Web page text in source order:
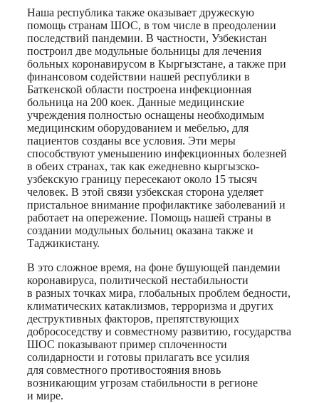
Наша республика также оказывает дружескую
помощь странам ШОС, в том числе в преодолении
последствий пандемии. В частности, Узбекистан
построил две модульные больницы для лечения
больных коронавирусом в Кыргызстане, а также при
финансовом содействии нашей республики в
Баткенской области построена инфекционная
больница на 200 коек. Данные медицинские
учреждения полностью оснащены необходимым
медицинским оборудованием и мебелью, для
пациентов созданы все условия. Эти меры
способствуют уменьшению инфекционных болезней
в обеих странах, так как ежедневно кыргызско-
узбекскую границу пересекают около 15 тысяч
человек. В этой связи узбекская сторона уделяет
пристальное внимание профилактике заболеваний и
работает на опережение. Помощь нашей страны в
создании модульных больниц оказана также и
Таджикистану.
В это сложное время, на фоне бушующей пандемии
коронавируса, политической нестабильности
в разных точках мира, глобальных проблем бедности,
климатических катаклизмов, терроризма и других
деструктивных факторов, препятствующих
добрососедству и совместному развитию, государства
ШОС показывают пример сплоченности
солидарности и готовы прилагать все усилия
для совместного противостояния вновь
возникающим угрозам стабильности в регионе
и мире.